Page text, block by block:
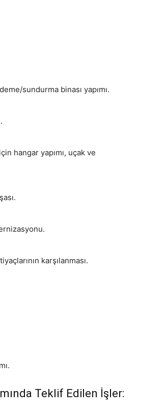
sundurma binası yapımı.
hangar yapımı, uçak ve
karşılanması.
Teklif Edilen İşler: